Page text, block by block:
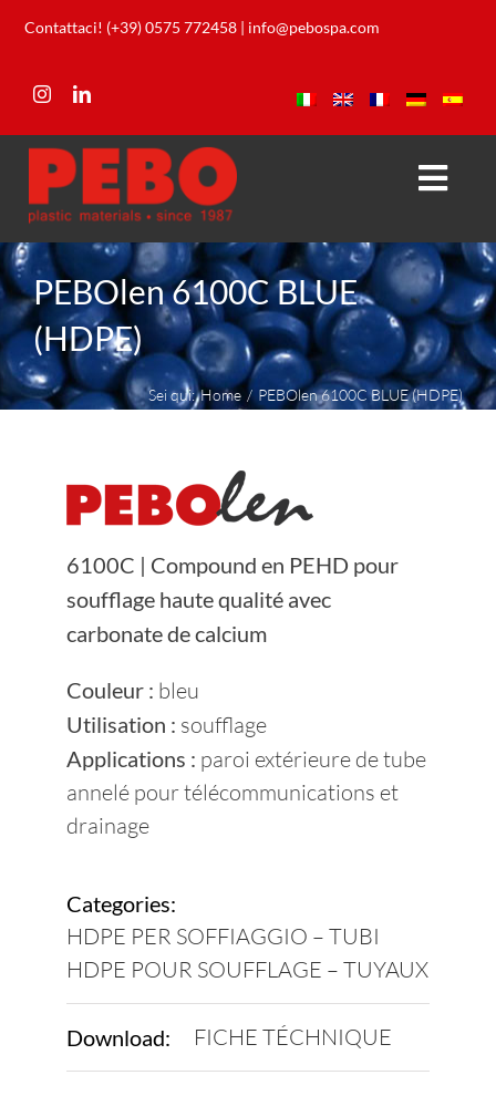
Skip
content
Contattaci! (+39) 0575 772458 | info@pebospa.com
Société
Produits
Laboratoire
Contacts
Durabilité
PEBOlen 6100C BLUE
(HDPE)
Sei qui: Home PEBOlen 6100C BLUE (HDPE)
6100C | Compound en PEHD pour
soufflage haute qualité avec
carbonate de calcium
Couleur : bleu
Utilisation : soufflage
Applications : paroi extérieure de tube
annelé pour télécommunications et
drainage
Categories:
HDPE PER SOFFIAGGIO – TUBI
HDPE POUR SOUFFLAGE – TUYAUX
Download: FICHE TÉCHNIQUE